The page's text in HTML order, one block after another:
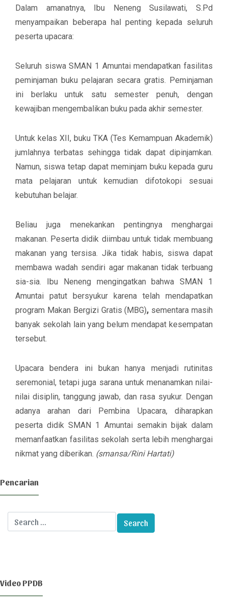
Dalam amanatnya, Ibu Neneng Susilawati, S.Pd
menyampaikan beberapa hal penting kepada seluruh
peserta upacara:
Seluruh siswa SMAN 1 Amuntai mendapatkan fasilitas
peminjaman buku pelajaran secara gratis. Peminjaman
ini berlaku untuk satu semester penuh, dengan
kewajiban mengembalikan buku pada akhir semester.
Untuk kelas XII, buku TKA (Tes Kemampuan Akademik)
jumlahnya terbatas sehingga tidak dapat dipinjamkan.
Namun, siswa tetap dapat meminjam buku kepada guru
mata pelajaran untuk kemudian difotokopi sesuai
kebutuhan belajar.
Beliau juga menekankan pentingnya menghargai
makanan. Peserta didik diimbau untuk tidak membuang
makanan yang tersisa. Jika tidak habis, siswa dapat
membawa wadah sendiri agar makanan tidak terbuang
sia-sia. Ibu Neneng mengingatkan bahwa SMAN 1
Amuntai patut bersyukur karena telah mendapatkan
program Makan Bergizi Gratis (MBG), sementara masih
banyak sekolah lain yang belum mendapat kesempatan
tersebut.
Upacara bendera ini bukan hanya menjadi rutinitas
seremonial, tetapi juga sarana untuk menanamkan nilai-
nilai disiplin, tanggung jawab, dan rasa syukur. Dengan
adanya arahan dari Pembina Upacara, diharapkan
peserta didik SMAN 1 Amuntai semakin bijak dalam
memanfaatkan fasilitas sekolah serta lebih menghargai
nikmat yang diberikan. (smansa/Rini Hartati)
Pencarian
Video PPDB